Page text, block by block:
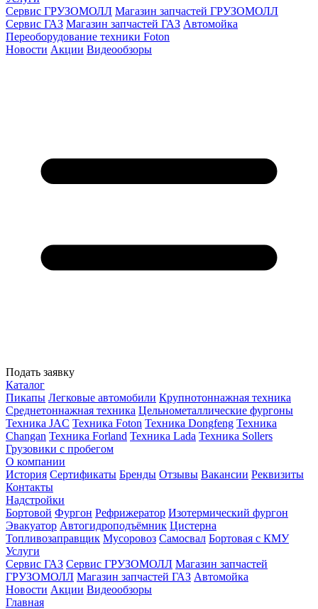
Сервис ГРУЗОМОЛЛ Магазин запчастей ГРУЗОМОЛЛ
Сервис ГАЗ Магазин запчастей ГАЗ Автомойка
Переоборудование техники Foton
Новости Акции Видеообзоры
Подать заявку
Каталог
Пикапы Легковые автомобили Крупнотоннажная техника
Среднетоннажная техника Цельнометаллические фургоны
Техника JAC Техника Foton Техника Dongfeng Техника
Changan Техника Forland Техника Lada Техника Sollers
Грузовики с пробегом
О компании
История Сертификаты Бренды Отзывы Вакансии Реквизиты
Контакты
Надстройки
Бортовой Фургон Рефрижератор Изотермический фургон
Эвакуатор Автогидроподъёмник Цистерна
Топливозаправщик Мусоровоз Самосвал Бортовая с КМУ
Услуги
Сервис ГАЗ Сервис ГРУЗОМОЛЛ Магазин запчастей
ГРУЗОМОЛЛ Магазин запчастей ГАЗ Автомойка
Новости Акции Видеообзоры
Главная